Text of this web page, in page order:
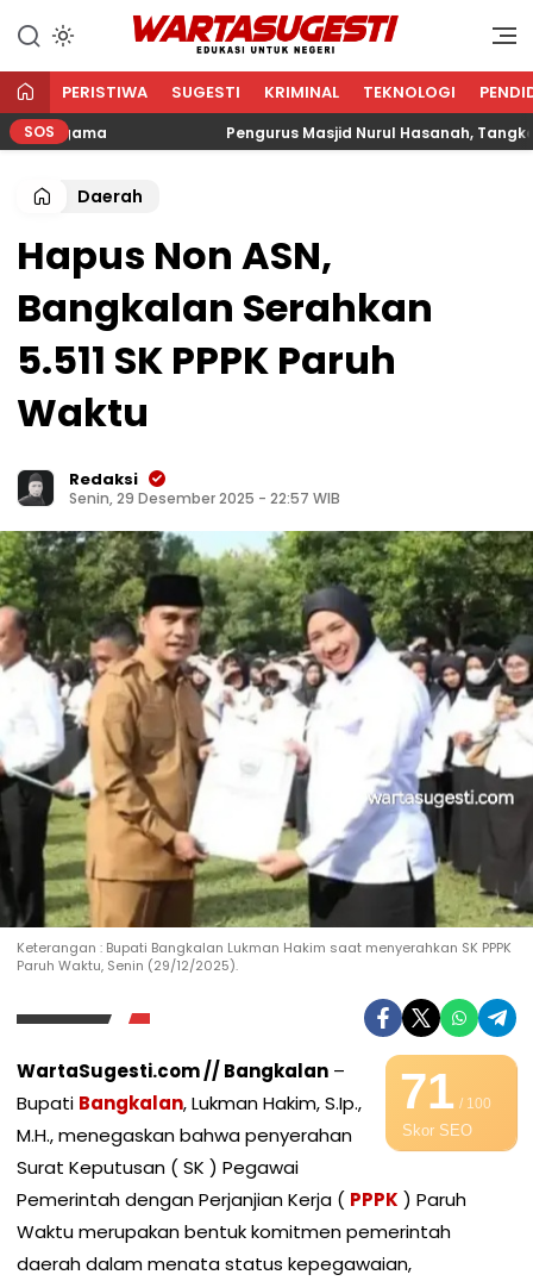
WARTA SUGESTI √ EDUKASI
Edukasi Untuk Negeri
PERISTIWA SUGESTI KRIMINAL TEKNOLOGI
SOS Pengurus Masjid Nurul Hasanah, Tangkerang
Daerah
Hapus Non ASN,
Bangkalan Serahkan
5.511 SK PPPK Paruh
Waktu
Redaksi
Senin, 29 Desember 2025 - 22:57 WIB
Keterangan : Bupati Bangkalan Lukman Hakim saat menyerahkan SK PPPK
Paruh Waktu, Senin (29/12/2025).
71/ 100
Skor SEO
WartaSugesti.com // Bangkalan –
Bupati Bangkalan, Lukman Hakim, S.Ip.,
M.H., menegaskan bahwa penyerahan
Surat Keputusan ( SK ) Pegawai
Pemerintah dengan Perjanjian Kerja ( PPPK ) Paruh
Waktu merupakan bentuk komitmen pemerintah
daerah dalam menata status kepegawaian,